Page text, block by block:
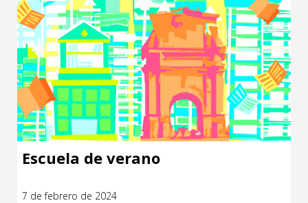
Escuela de verano
7 de febrero de 2024